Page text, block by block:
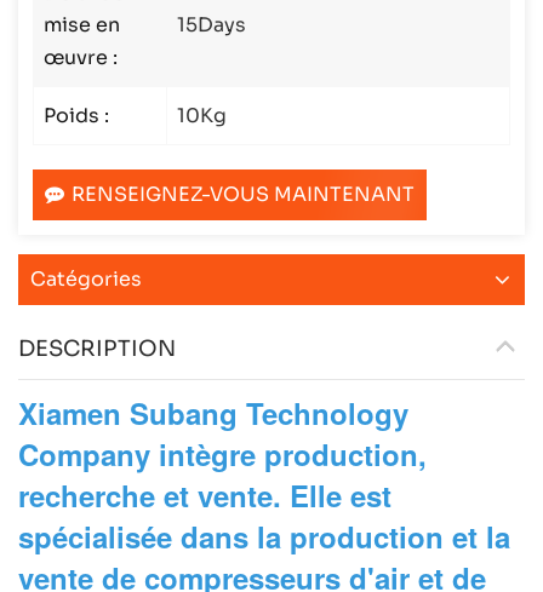
mise en
œuvre :
15Days
Poids : 10Kg
RENSEIGNEZ-VOUS MAINTENANT
Catégories
DESCRIPTION
Xiamen Subang Technology
Company intègre production,
recherche et vente. Elle est
spécialisée dans la production et la
vente de compresseurs d'air et de